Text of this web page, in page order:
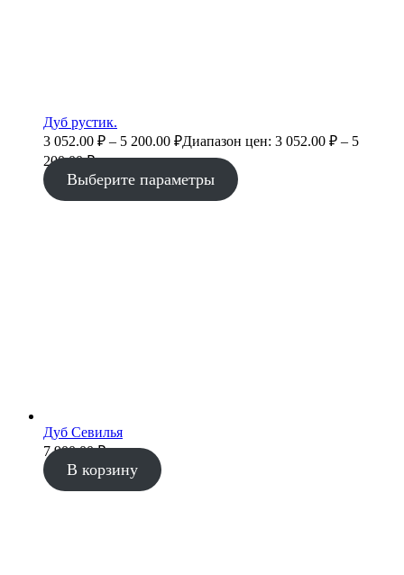
Дуб рустик.
3 052.00 ₽ – 5 200.00 ₽Диапазон цен: 3 052.00 ₽ – 5
200.00 ₽
Выберите параметры
Дуб Севилья
7 900.00₽
В корзину